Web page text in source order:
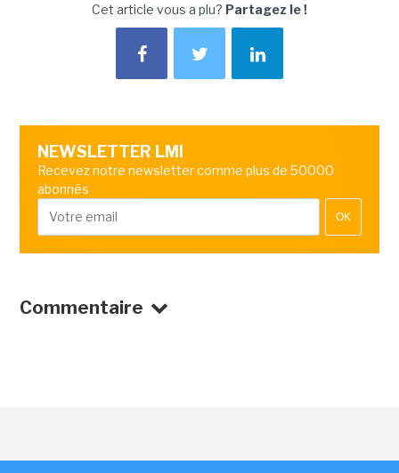
Cet article vous a plu? Partagez le !
NEWSLETTER LMI
Recevez notre newsletter comme plus de 50000
abonnés
OK
Commentaire